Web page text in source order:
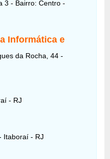
3 - Bairro: Centro -
Informática e
da Rocha, 44 -
- RJ
Itaboraí - RJ